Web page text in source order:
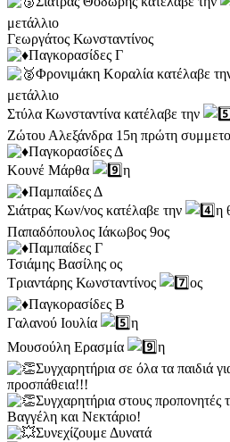
μετάλλιο
Γεωργάτος Κωνσταντίνος
Παγκορασίδες Γ
Φρονιμάκη Κοραλία κατέλαβε
μετάλλιο
Στύλα Κωνσταντίνα κατέλαβε την
Ζώτου Αλεξάνδρα 15η πρώτη
Παγκορασίδες Δ
Κουνέ Μάρθα
η
Παμπαίδες Δ
Σιάτρας Κων/νος κατέλαβε την
η
Παπαδόπουλος Ιάκωβος 9ος
Παμπαίδες Γ
Τσιάμης Βασίλης ος
Τριαντάρης Κωνσταντίνος
ος
Παγκορασίδες Β
Γαλανού Ιουλία
η
Μουσούλη Ερασμία
η
Συγχαρητήρια σε όλα τα παιδιά
προσπάθεια!!!
Συγχαρητήρια στους προπονητές
Βαγγέλη και Νεκτάριο!
Συνεχίζουμε Δυνατά